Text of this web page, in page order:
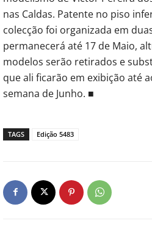
nas Caldas. Patente no piso
colecção foi organizada em
permanecerá até 17 de Maio,
modelos serão retirados e
que ali ficarão em exibição até
semana de Junho. ■
TAGS Edição 5483